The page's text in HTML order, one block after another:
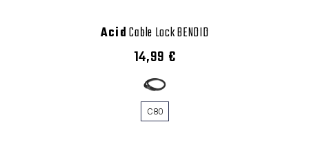
AcidCable Lock BENDID
14,99 €
C80